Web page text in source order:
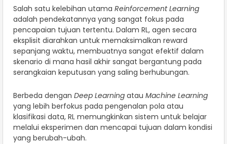
Salah satu kelebihan utama Reinforcement Learning
adalah pendekatannya yang sangat fokus pada
pencapaian tujuan tertentu. Dalam RL, agen secara
eksplisit diarahkan untuk memaksimalkan reward
sepanjang waktu, membuatnya sangat efektif dalam
skenario di mana hasil akhir sangat bergantung pada
serangkaian keputusan yang saling berhubungan.
Berbeda dengan Deep Learning atau Machine Learning
yang lebih berfokus pada pengenalan pola atau
klasifikasi data, RL memungkinkan sistem untuk belajar
melalui eksperimen dan mencapai tujuan dalam kondisi
yang berubah-ubah.